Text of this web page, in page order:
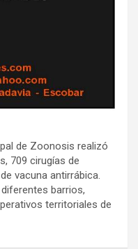
de Zoonosis realizó
709 cirugías de
vacuna antirrábica.
barrios,
territoriales de